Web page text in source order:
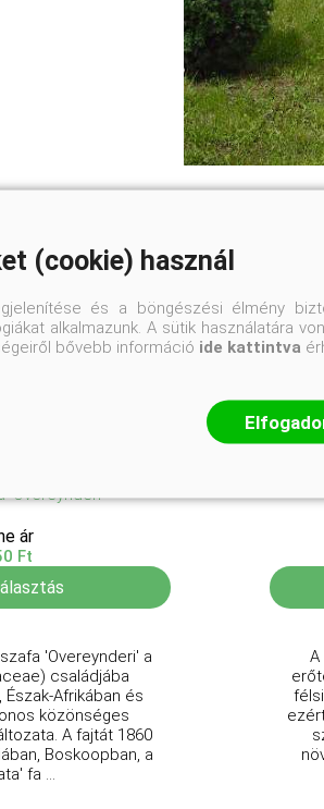
'Overeynderi'
ár
Ft
'Overeynderi' a
családjába
Afrikában és
közönséges
A fajtát 1860
Boskoopban, a
fa ...
A
(cookie) használ
és a böngészési élmény
alkalmazunk. A sütik használatára
bővebb információ ide kattintva